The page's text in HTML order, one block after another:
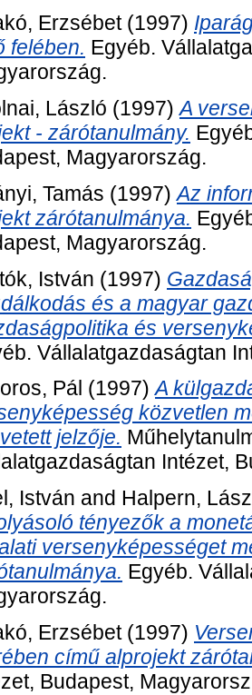
Erzsébet(1997)
felében. Egyéb.
László (1997)A
- zárótanulmány.
Magyarország.
Tamás (1997)Az
zárótanulmánya.
Magyarország.
István (1997)
és a magyar
és
Vállalatgazdaságtan
Pál (1997)A
közvetlen
jelzője.
Intézet,
István and Halpern,
tényezők a
versenyképességet
Egyéb.
Erzsébet(1997)
című alprojekt
Budapest,